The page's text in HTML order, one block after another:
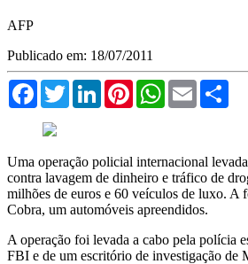
AFP
Publicado em: 18/07/2011
FacebookTwitterLinkedInPinterestWhatsApp
Email
Uma operação policial internacional
contra lavagem de dinheiro e tráfico de
milhões de euros e 60 veículos de luxo. A
Cobra, um automóveis apreendidos.
A operação foi levada a cabo pela polícia
FBI e de um escritório de investigação de